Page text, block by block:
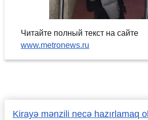
Читайте полный текст на сайте
www.metronews.ru
Kirayə mənzili necə hazırlamaq